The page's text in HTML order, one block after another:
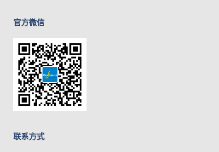
官方微信
联系方式